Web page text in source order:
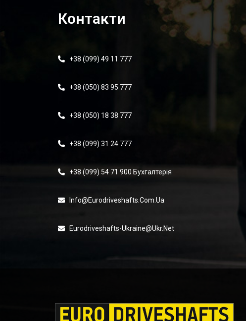
Контакти
+38 (099) 49 11 777
+38 (050) 83 95 777
+38 (050) 18 38 777
+38 (099) 31 24 777
+38 (099) 54 71 900 Бухгалтерія
Info@eurodriveshafts.com.ua
Eurodriveshafts-Ukraine@ukr.net